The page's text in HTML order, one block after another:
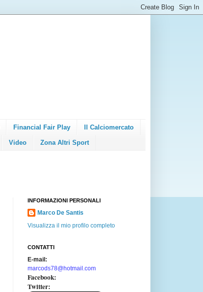
Financial Fair Play Il Calciomercato
Video Zona Altri Sport
INFORMAZIONI PERSONALI
Marco De Santis
Visualizza il mio profilo completo
CONTATTI
E-mail:
marcods78@hotmail.com
Facebook:
Twitter: